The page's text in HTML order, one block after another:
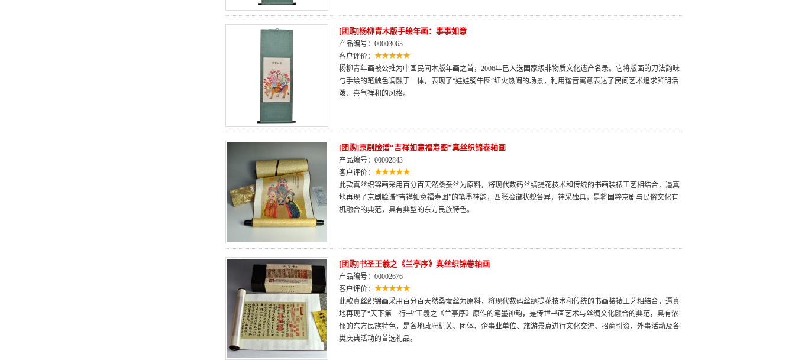
[团购]杨柳青木版手绘年画：事事如意
产品编号：00003063
客户评价：
杨柳青年画被公推为中国民间木版年画之首，2006年已入选国家级非物质文化遗产名录。它将版画的刀法韵味
与手绘的笔触色调融于一体，表现了“娃娃骑牛图”红火热闹的场景，利用谐音寓意表达了民间艺术追求鲜明活
泼、喜气祥和的风格。
[团购]京剧脸谱“吉祥如意福寿图”真丝织锦卷轴画
产品编号：00002843
客户评价：
此款真丝织锦画采用百分百天然桑蚕丝为原料，将现代数码丝绸提花技术和传统的书画装裱工艺相结合，逼真
地再现了京剧脸谱“吉祥如意福寿图”的笔墨神韵，四张脸谱状貌各异，神采独具，是将国粹京剧与民俗文化有
机融合的典范，具有典型的东方民族特色。
[团购]书圣王羲之《兰亭序》真丝织锦卷轴画
产品编号：00002676
客户评价：
此款真丝织锦画采用百分百天然桑蚕丝为原料，将现代数码丝绸提花技术和传统的书画装裱工艺相结合，逼真
地再现了“天下第一行书”王羲之《兰亭序》原作的笔墨神韵，是传世书画艺术与丝绸文化融合的典范，具有浓
郁的东方民族特色，是各地政府机关、团体、企事业单位、旅游景点进行文化交流、招商引资、外事活动及各
类庆典活动的首选礼品。